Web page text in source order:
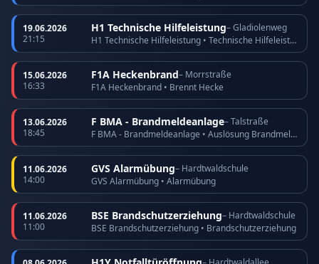
19.06.2026
21:15
H1 Technische Hilfeleistung– Gladiolenweg
H1 Technische Hilfeleistung • Technische Hilfeleistung
15.06.2026
16:33
F1A Heckenbrand– Morrstraße
F1A Heckenbrand • Brennt Hecke
13.06.2026
18:45
F BMA - Brandmeldeanlage– Talstraße
F BMA - Brandmeldeanlage • Auslösung Brandmeldeanlage
11.06.2026
14:00
GVS Alarmübung– Hardtwaldschule
GVS Alarmübung • Alarmübung
11.06.2026
11:00
BSE Brandschutzerziehung– Hardtwaldschule
BSE Brandschutzerziehung • Brandschutzerziehung